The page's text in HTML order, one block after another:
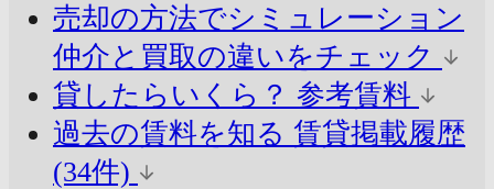
売却の方法でシミュレーション
仲介と買取の違いをチェック
貸したらいくら？ 参考賃料
過去の賃料を知る 賃貸掲載履歴
(34件)